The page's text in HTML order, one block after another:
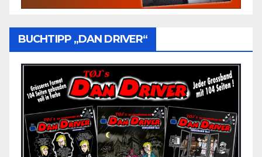
BUCHTIPP „DAN DRIVER“